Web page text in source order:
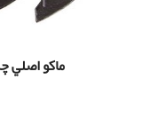
ماكو اصلي چرخ